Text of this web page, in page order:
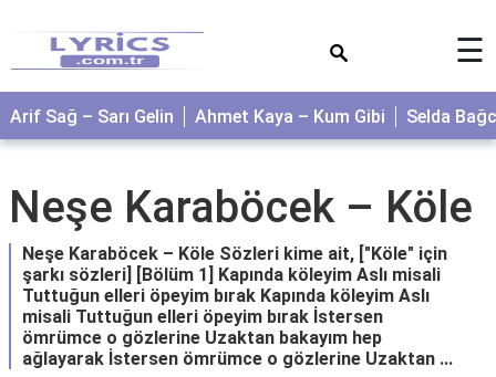
☰
Arif Sağ – Sarı Gelin Ahmet Kaya – Kum Gibi Selda
Neşe Karaböcek – Köle
Neşe Karaböcek – Köle Sözleri kime ait, ["Köle" için
şarkı sözleri] [Bölüm 1] Kapında köleyim Aslı misali
Tuttuğun elleri öpeyim bırak Kapında köleyim Aslı
misali Tuttuğun elleri öpeyim bırak İstersen
ömrümce o gözlerine Uzaktan bakayım hep
ağlayarak İstersen ömrümce o gözlerine Uzaktan ...